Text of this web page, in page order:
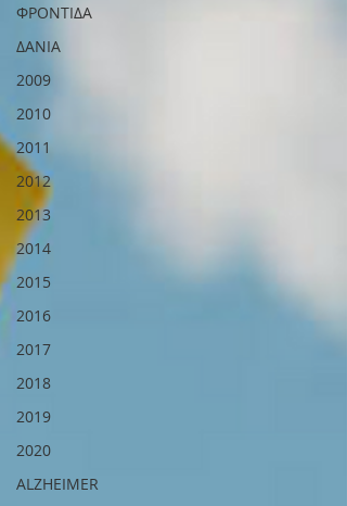
ΦΡΟΝΤΙΔΑ
ΔΑΝΙΑ
2009
2010
2011
2012
2013
2014
2015
2016
2017
2018
2019
2020
ALZHEIMER